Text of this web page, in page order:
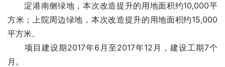
淀港南侧绿地，本次改造提升的用地面积约10,000平
方米；上院周边绿地，本次改造提升的用地面积约15,000
平方米。
项目建设期2017年6月至2017年12月，建设工期7个
月。